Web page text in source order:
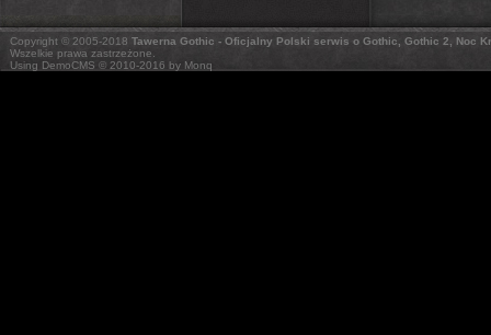
Copyright © 2005-2018 Tawerna Gothic - Oficjalny Polski serwis o Gothic, Gothic 2, Noc
Wszelkie prawa zastrzeżone.
Using DemoCMS © 2010-2016 by Monq